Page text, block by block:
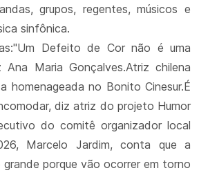
grupos, regentes, músicos e
sinfônica.
Defeito de Cor não é uma
Maria Gonçalves.Atriz chilena
homenageada no Bonito Cinesur.É
diz atriz do projeto Humor
do comitê organizador local
Marcelo Jardim, conta que a
porque vão ocorrer em torno